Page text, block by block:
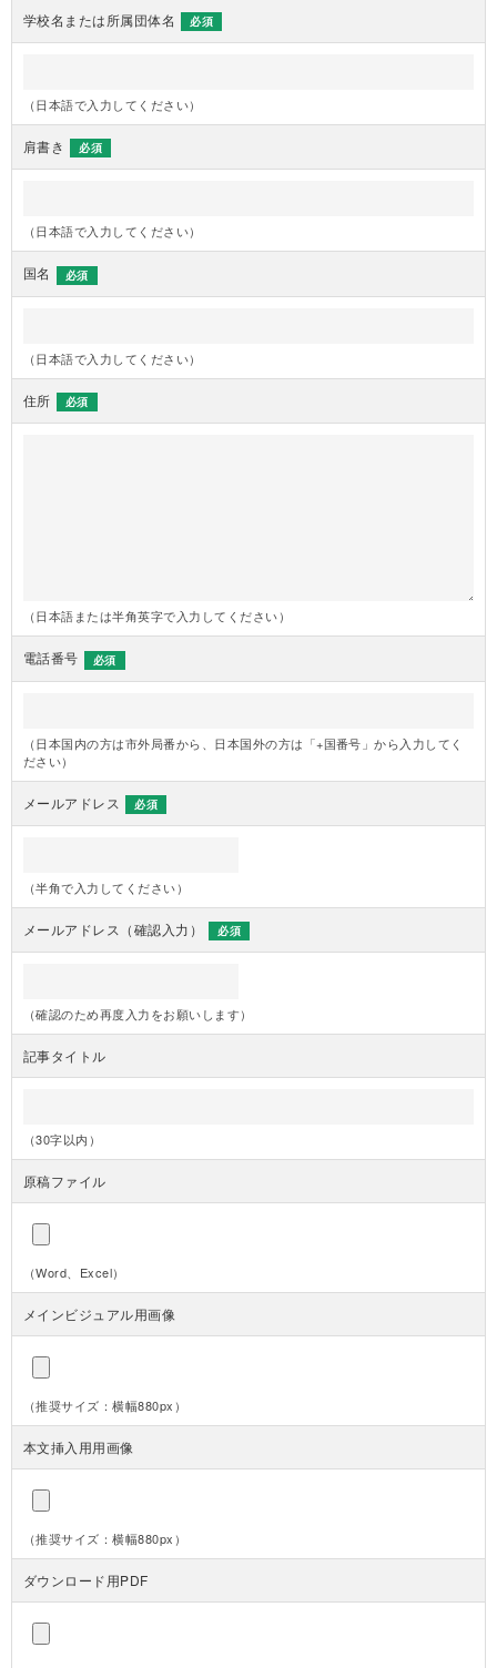
学校名または所属団体名 必須
（日本語で入力してください）
肩書き 必須
（日本語で入力してください）
国名 必須
（日本語で入力してください）
住所 必須
（日本語または半角英字で入力してください）
電話番号 必須
（日本国内の方は市外局番から、日本国外の方は「+国番号」から入力してく
ださい）
メールアドレス 必須
（半角で入力してください）
メールアドレス（確認入力） 必須
（確認のため再度入力をお願いします）
記事タイトル
（30字以内）
原稿ファイル
（Word、Excel）
メインビジュアル用画像
（推奨サイズ：横幅880px）
本文挿入用用画像
（推奨サイズ：横幅880px）
ダウンロード用PDF